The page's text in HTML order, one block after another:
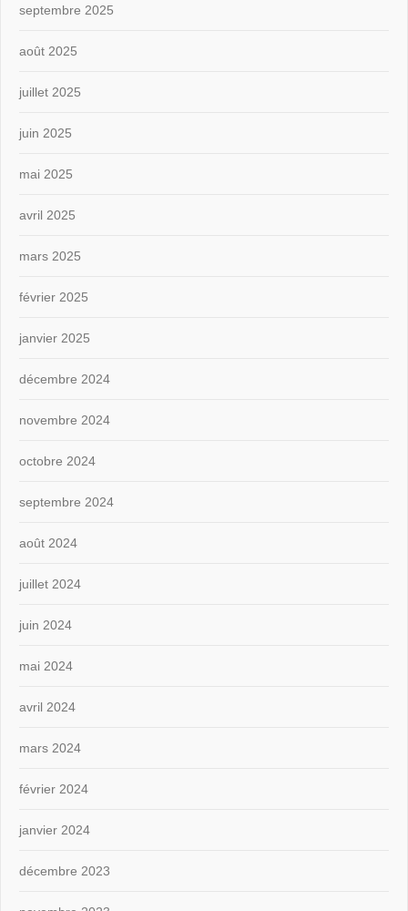
septembre 2025
août 2025
juillet 2025
juin 2025
mai 2025
avril 2025
mars 2025
février 2025
janvier 2025
décembre 2024
novembre 2024
octobre 2024
septembre 2024
août 2024
juillet 2024
juin 2024
mai 2024
avril 2024
mars 2024
février 2024
janvier 2024
décembre 2023